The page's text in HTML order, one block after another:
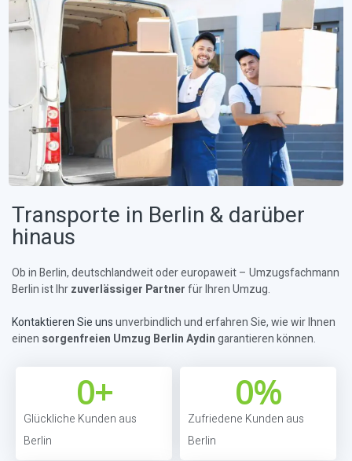
Transporte in Berlin & darüber
hinaus
Ob in Berlin, deutschlandweit oder europaweit – Umzugsfachmann
Berlin ist Ihrzuverlässiger Partnerfür Ihren Umzug.
Kontaktieren Sie unsunverbindlich und erfahren Sie, wie wir Ihnen
einen sorgenfreien Umzug Berlin Aydingarantieren können.
Glückliche Kunden aus
Berlin
0+
Zufriedene Kunden aus
Berlin
0%